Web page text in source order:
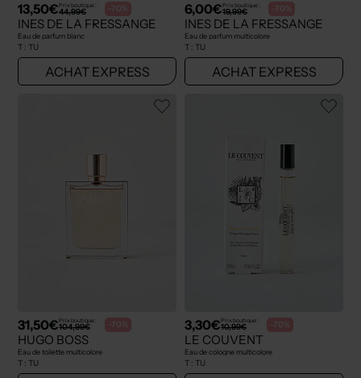
13,50€Prix boutique :
44,99€ -70%
INES DE LA FRESSANGE
Eau de parfum blanc
T : TU
ACHAT EXPRESS
6,00€Prix boutique :
19,99€ -70%
INES DE LA FRESSANGE
Eau de parfum multicolore
T : TU
ACHAT EXPRESS
31,50€Prix boutique :
104,99€ -70%
HUGO BOSS
Eau de toilette multicolore
T : TU
3,30€Prix boutique :
10,99€ -70%
LE COUVENT
Eau de cologne multicolore
T : TU